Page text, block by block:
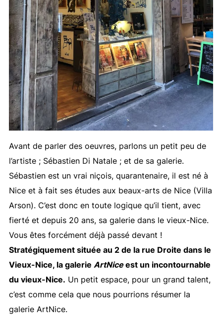
Avant de parler des oeuvres, parlons un petit peu de
l’artiste ; Sébastien Di Natale ; et de sa galerie.
Sébastien est un vrai niçois, quarantenaire, il est né à
Nice et à fait ses études aux beaux-arts de Nice (Villa
Arson). C’est donc en toute logique qu’il tient, avec
fierté et depuis 20 ans, sa galerie dans le vieux-Nice.
Vous êtes forcément déjà passé devant !
Stratégiquement située au 2 de la rue Droite dans le
Vieux-Nice, la galerie ArtNiceest un incontournable
du vieux-Nice. Un petit espace, pour un grand talent,
c’est comme cela que nous pourrions résumer la
galerie ArtNice.